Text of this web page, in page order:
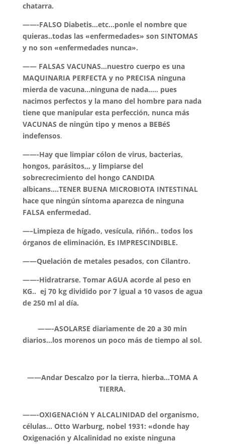
chatarra.
——-FALSO Diabetis…etc…ponle el nombre que
quieras..todas las «enfermedades» son SINTOMAS
y no son «enfermedades nunca».
—— FALSAS VACUNAS…nuestro cuerpo es una
MAQUINARIA PERFECTA y no PRECISA ninguna
mierda de vacuna…ninguna de nada….. pues
nacimos perfectos y la mano del hombre para nada
tiene que manipular esta perfección, nunca más
VACUNAS de ningún tipo y menos a BEBéS
indefensos.
——-Hay que limpiar cólon de virus, bacterias,
hongos, parásitos,,, y limpiarse del
sobrecrecimiento del hongo CANDIDA
albicans….TENER BUENA MICROBIOTA INTESTINAL
hace que ningún síntoma aparezca de ninguna
FALSA enfermedad.
—–Limpieza de hígado, vesícula, riñón.. todos los
órganos de eliminación, Es IMPRESCINDIBLE.
——Quelación de metales pesados, con Cilantro.
——-Hidratrarse. Tomar AGUA acorde al peso en
KG.. ej 70 kg dividido por 7 igual a 10 vasos de agua
de 250 ml al día.
——-ASOLARSE diariamente de 20 a 30 min
diarios…los morenos un poco más de tiempo al sol.
——Andar Descalzo por la tierra, hierba…TOMA A
TIERRA.
——-OXIGENACIóN Y ALCALINIDAD del organismo,
células… Otto Warburg, nobel 1931: «donde hay
Oxigenación y Alcalinidad no existe ninguna